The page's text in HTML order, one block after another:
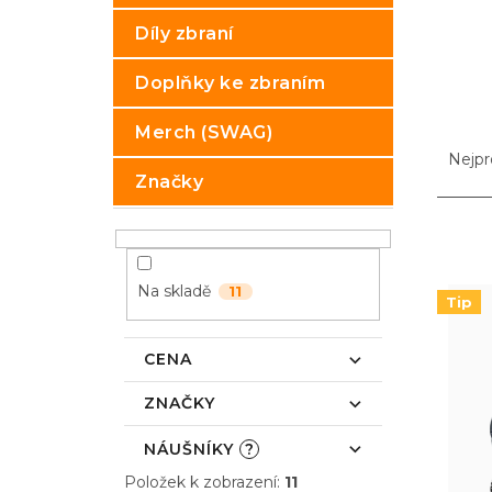
Díly zbraní
Doplňky ke zbraním
Merch (SWAG)
Značky
Na skladě 11
CENA
ZNAČKY
NÁUŠNÍKY ?
Položek k zobrazení: 11
a
e
Tip